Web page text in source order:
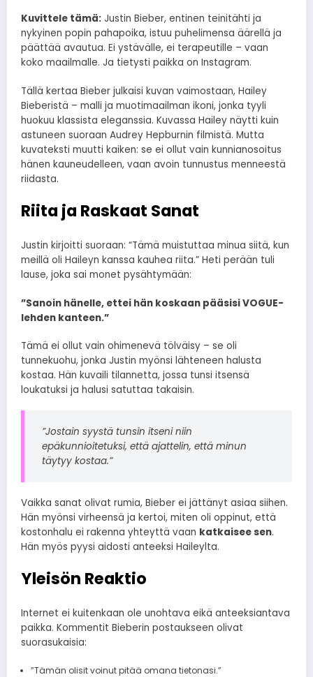
Kuvittele tämä: Justin Bieber, entinen teinitähti ja
nykyinen popin pahapoika, istuu puhelimensa äärellä ja
päättää avautua. Ei ystävälle, ei terapeutille – vaan
koko maailmalle. Ja tietysti paikka on Instagram.
Tällä kertaa Bieber julkaisi kuvan vaimostaan, Hailey
Bieberistä – malli ja muotimaailman ikoni, jonka tyyli
huokuu klassista eleganssia. Kuvassa Hailey näytti kuin
astuneen suoraan Audrey Hepburnin filmistä. Mutta
kuvateksti muutti kaiken: se ei ollut vain kunnianosoitus
hänen kauneudelleen, vaan avoin tunnustus menneestä
riidasta.
Riita ja Raskaat Sanat
Justin kirjoitti suoraan: “Tämä muistuttaa minua siitä, kun
meillä oli Haileyn kanssa kauhea riita.” Heti perään tuli
lause, joka sai monet pysähtymään:
”Sanoin hänelle, ettei hän koskaan pääsisi VOGUE-
lehden kanteen.”
Tämä ei ollut vain ohimenevä tölväisy – se oli
tunnekuohu, jonka Justin myönsi lähteneen halusta
kostaa. Hän kuvaili tilannetta, jossa tunsi itsensä
loukatuksi ja halusi satuttaa takaisin.
”Jostain syystä tunsin itseni niin
epäkunnioitetuksi, että ajattelin, että minun
täytyy kostaa.”
Vaikka sanat olivat rumia, Bieber ei jättänyt asiaa siihen.
Hän myönsi virheensä ja kertoi, miten oli oppinut, että
kostonhalu ei rakenna yhteyttä vaan katkaisee sen.
Hän myös pyysi aidosti anteeksi Haileylta.
Yleisön Reaktio
Internet ei kuitenkaan ole unohtava eikä anteeksiantava
paikka. Kommentit Bieberin postaukseen olivat
suorasukaisia:
”Tämän olisit voinut pitää omana tietonasi.”